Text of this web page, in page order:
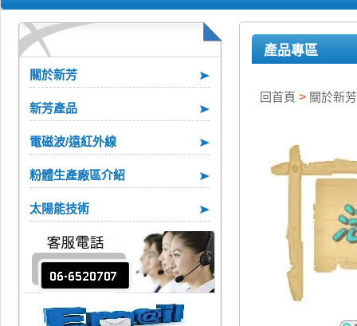
關於新芳
新芳產品
電磁波/遠紅外線
粉體生產廠區介紹
太陽能技術
產品專區
回首頁 > 關於新芳